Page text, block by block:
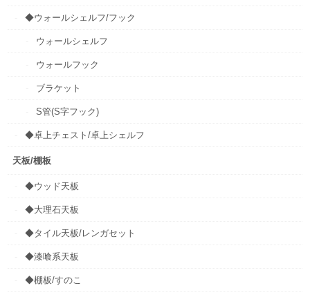
◆ウォールシェルフ/フック
ウォールシェルフ
ウォールフック
ブラケット
S管(S字フック)
◆卓上チェスト/卓上シェルフ
天板/棚板
◆ウッド天板
◆大理石天板
◆タイル天板/レンガセット
◆漆喰系天板
◆棚板/すのこ